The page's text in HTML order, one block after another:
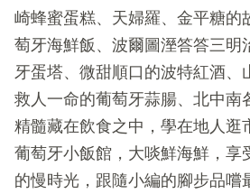
崎蜂蜜蛋糕、天婦羅、金平糖的
萄牙海鮮飯、波爾圖溼答答三明
牙蛋塔、微甜順口的波特紅酒、
救人一命的葡萄牙蒜腸、北中南
精髓藏在飲食之中，學在地人逛
葡萄牙小飯館，大啖鮮海鮮，享
的慢時光，跟隨小編的腳步品嚐